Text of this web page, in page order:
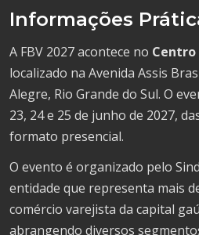
Informações
A FBV 2027 acontece no Centro
localizado na Avenida Assis
Alegre, Rio Grande do Sul. O
23, 24 e 25 de junho de 2027,
formato presencial.
O evento é organizado pelo
entidade que representa mais
comércio varejista da capital
abrangendo diversos